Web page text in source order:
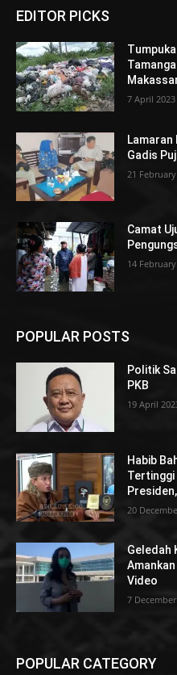
EDITOR PICKS
7 April 2023
Lamaran
Gadis
21
Camat
14
POPULAR POSTS
Politik
PKB
19 April
Habib
Tertinggi
20
Geledah
Video
7 December
POPULAR CATEGORY